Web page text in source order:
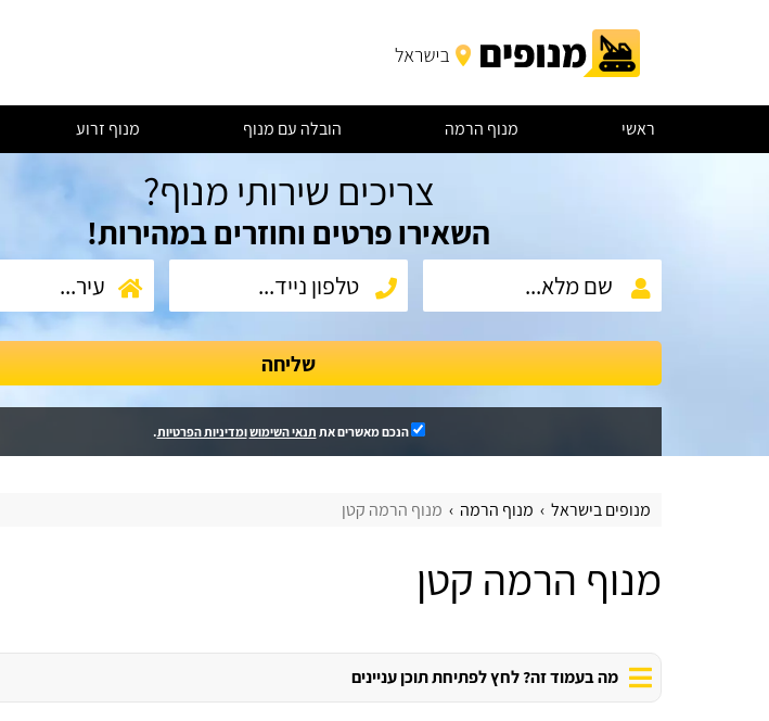
ראשי מנוף הרמה הובלה עם מנוף מנוף זרוע
צריכים שירותי מנוף?
השאירו פרטים וחוזרים במהירות!
שליחה
הנכם מאשרים את תנאי השימושומדיניות הפרטיות.
מנופים בישראל מנוף הרמה מנוף הרמה קטן
מנוף הרמה קטן
מה בעמוד זה? לחץ לפתיחת תוכן עניינים